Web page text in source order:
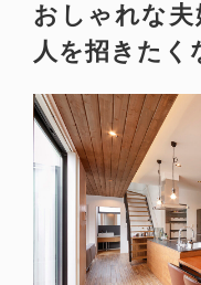
おしゃれな夫
人を招きた